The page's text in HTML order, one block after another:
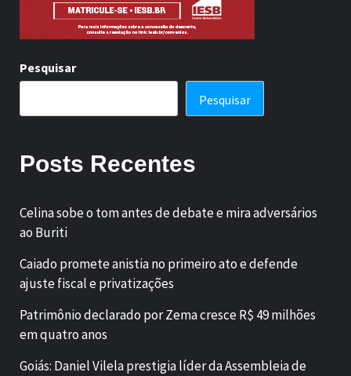
Pesquisar
Pesquisar
Posts Recentes
Celina sobe o tom antes de debate e mira adversários
ao Buriti
Caiado promete anistia no primeiro ato e defende
ajuste fiscal e privatizações
Patrimônio declarado por Zema cresce R$ 49 milhões
em quatro anos
Goiás: Daniel Vilela prestigia líder da Assembleia de